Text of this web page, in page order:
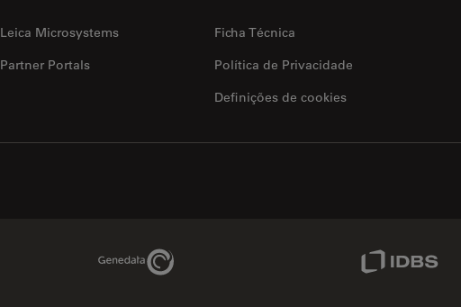
Leica Microsystems
Partner Portals
Ficha Técnica
Política de Privacidade
Definições de cookies
Genedata Link